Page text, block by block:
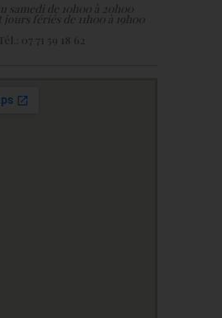
samedi de 10h00 à 20h00
fériés de 11h00 à 19h00
07 71 59 18 62